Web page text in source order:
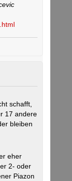
schafft,
17 andere
bleiben
eher
2- oder
Piazon